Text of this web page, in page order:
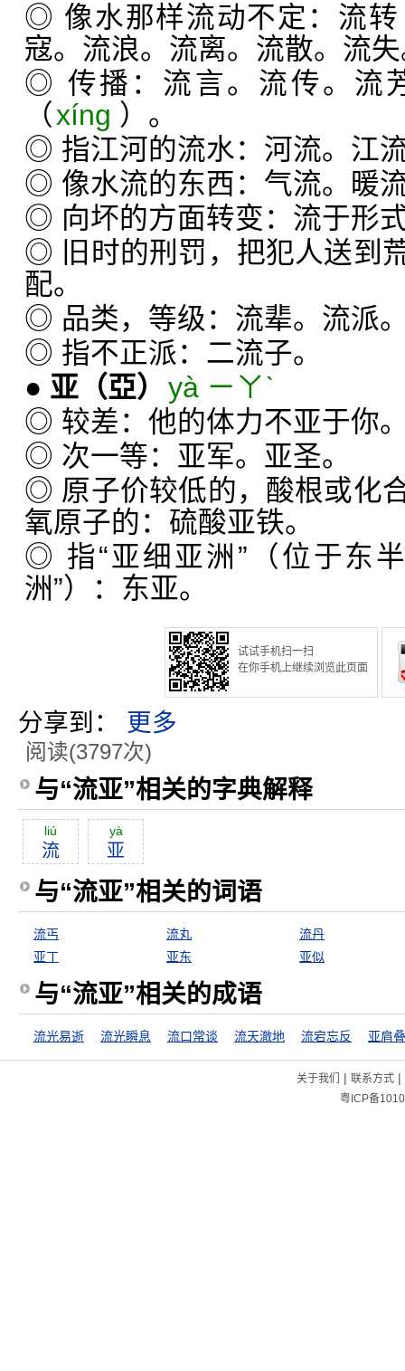
◎ 像水那样流动不定：流转
寇。流浪。流离。流散。流
◎ 传播：流言。流传。流
（xíng ）。
◎ 指江河的流水：河流。江
◎ 像水流的东西：气流。暖
◎ 向坏的方面转变：流于形
◎ 旧时的刑罚，把犯人送到
配。
◎ 品类，等级：流辈。流派
◎ 指不正派：二流子。
● 亚 （亞） yà ㄧㄚˋ
◎ 较差：他的体力不亚于你
◎ 次一等：亚军。亚圣。
◎ 原子价较低的，酸根或化
氧原子的：硫酸亚铁。
◎ 指“亚细亚洲”（位于东
洲”）：东亚。
试试手机扫一扫
在你手机上继续浏览此页面
分享到： 更多
阅读(3797次)
与“流亚”相关的字典解释
liú
流
yà
亚
与“流亚”相关的词语
流丐 流丸
流丹
亚丁
亚东 亚似
与“流亚”相关的成语
流光易逝 流光瞬息 流口常谈 流天澈地 流宕忘反 亚肩
关于我们 | 联系方式|
粤ICP备